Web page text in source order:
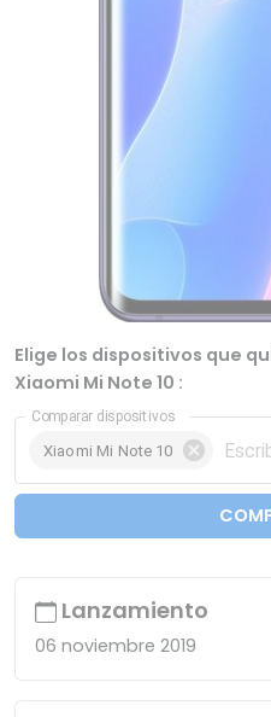
Elige los dispositivos que
Xiaomi Mi Note 10 :
Comparar dispositivos
Xiaomi Mi Note 10
Lanzamiento
06 noviembre 2019